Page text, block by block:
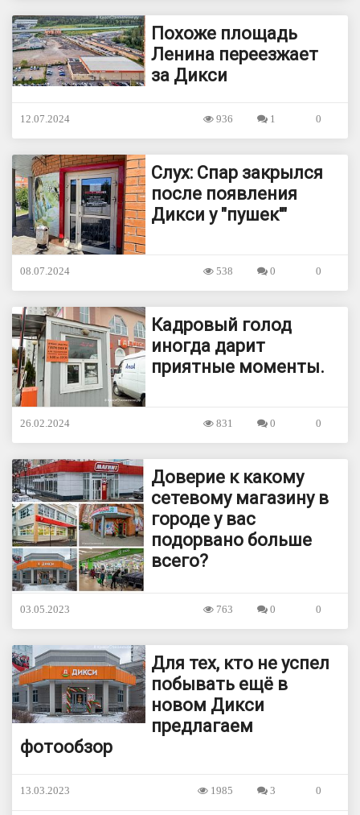
Похоже площадь
Ленина переезжает
за Дикси
12.07.2024 0
1
936
Слух: Спар закрылся
после появления
Дикси у "пушек'"
08.07.2024 0
0
538
Кадровый голод
иногда дарит
приятные моменты.
26.02.2024 0
0
831
Доверие к какому
сетевому магазину в
городе у вас
подорвано больше
всего?
03.05.2023 0
0
763
Для тех, кто не успел
побывать ещё в
новом Дикси
предлагаем
фотообзор
13.03.2023 0
3
1985